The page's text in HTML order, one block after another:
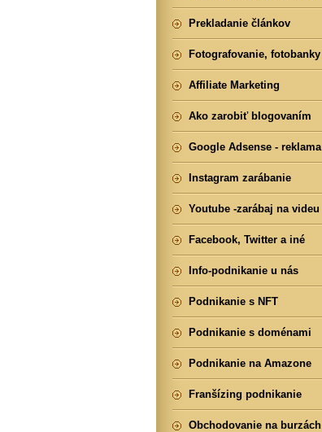
Prekladanie článkov
Fotografovanie, fotobanky
Affiliate Marketing
Ako zarobiť blogovaním
Google Adsense - reklama
Instagram zarábanie
Youtube -zarábaj na videu
Facebook, Twitter a iné
Info-podnikanie u nás
Podnikanie s NFT
Podnikanie s doménami
Podnikanie na Amazone
Franšízing podnikanie
Obchodovanie na burzách